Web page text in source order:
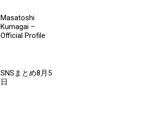
Masatoshi
Kumagai –
Official Profile
SNSまとめ8月5
日